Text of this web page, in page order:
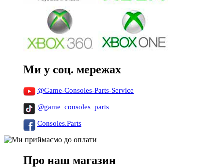
Ми у соц. мережах
@Game-Consoles-Parts-Service
@game_consoles_parts
Consoles.Parts
Про наш магазин